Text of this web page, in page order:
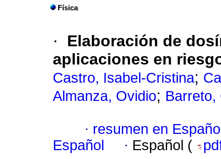
Física
·
Elaboración de
aplicaciones en
Castro, Isabel-Cristina;
Almanza, Ovidio; Barreto,
· resumen en
Español
· Español (